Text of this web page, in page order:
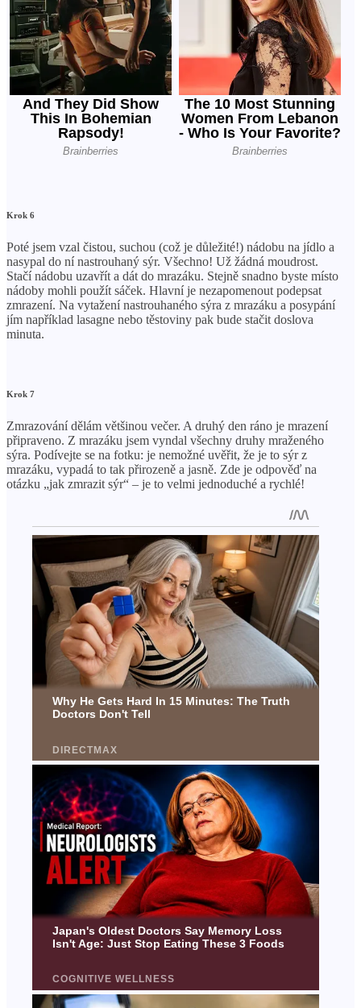
Krok 6
Poté jsem vzal čistou, suchou (což je důležité!) nádobu na jídlo a
nasypal do ní nastrouhaný sýr. Všechno! Už žádná moudrost.
Stačí nádobu uzavřít a dát do mrazáku. Stejně snadno byste místo
nádoby mohli použít sáček. Hlavní je nezapomenout podepsat
zmrazení. Na vytažení nastrouhaného sýra z mrazáku a posypání
jím například lasagne nebo těstoviny pak bude stačit doslova
minuta.
Krok 7
Zmrazování dělám většinou večer. A druhý den ráno je mrazení
připraveno. Z mrazáku jsem vyndal všechny druhy mraženého
sýra. Podívejte se na fotku: je nemožné uvěřit, že je to sýr z
mrazáku, vypadá to tak přirozeně a jasně. Zde je odpověď na
otázku „jak zmrazit sýr“ – je to velmi jednoduché a rychlé!